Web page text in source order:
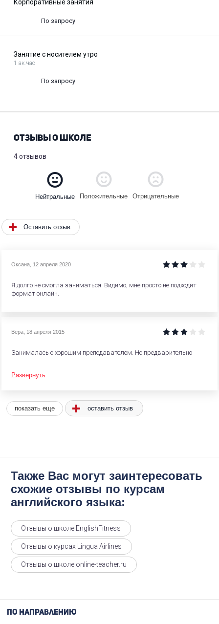
Корпоративные занятия
По запросу
Занятие с носителем утро
1 ак.час
По запросу
ОТЗЫВЫ О ШКОЛЕ
4 отзывов
Нейтральные Положительные Отрицательные
Оставить отзыв
Оксана, 12 апреля 2020
Я долго не смогла заниматься. Видимо, мне просто не подходит
формат онлайн.
Вера, 18 апреля 2015
Занималась с хорошим преподавателем. Но предварительно
Развернуть
показать еще оставить отзыв
Также Вас могут заинтересовать
схожие отзывы по курсам
английского языка:
Отзывы о школе EnglishFitness
Отзывы о курсах Lingua Airlines
Отзывы о школе online-teacher.ru
По направлению